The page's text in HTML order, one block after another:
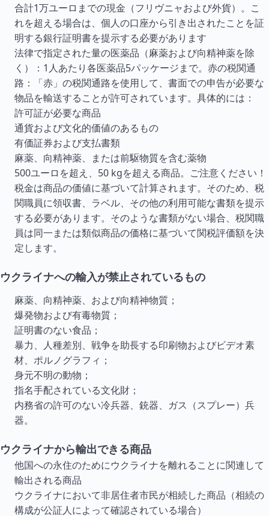
合計1万ユーロまでの現金（フリヴニャおよび外貨）。こ
れを超える場合は、個人の口座から引き出されたことを証
明する銀行証明書を提示する必要があります
法律で指定された量の医薬品（麻薬および向精神薬を除
く）：1人あたり各医薬品5パッケージまで。赤の税関通
路：「赤」の税関通路を使用して、書面での申告が必要な
物品を輸送することが許可されています。具体的には：
許可証が必要な商品
通貨および文化的価値のあるもの
有価証券および支払書類
麻薬、向精神薬、または前駆物質を含む薬物
500ユーロを超え、50 kgを超える商品。ご注意ください！
税金は商品の価値に基づいて計算されます。そのため、税
関職員に領収書、ラベル、その他の利用可能な書類を提示
する必要があります。そのような書類がない場合、税関職
員は同一または類似商品の価格に基づいて関税評価額を決
定します。
ウクライナへの輸入が禁止されているもの
麻薬、向精神薬、および向精神物質；
爆発物および有毒物質；
証明書のない食品；
暴力、人種差別、戦争を助長する印刷物およびビデオ素
材、ポルノグラフィ；
身元不明の動物；
指名手配されている文化財；
内務省の許可のない冷兵器、銃器、ガス（スプレー）兵
器。
ウクライナから輸出できる商品
他国への永住のためにウクライナを離れることに関連して
輸出される商品
ウクライナにおいて非居住者市民が相続した商品（相続の
構成が公証人によって確認されている場合）